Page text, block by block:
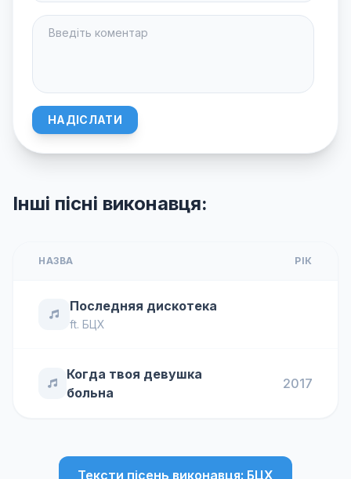
НАДІСЛАТИ
Інші пісні виконавця:
НАЗВА РІК
Последняя дискотека
ft. БЦХ
Когда твоя девушка
больна
2017
Тексти пісень виконавця: БЦХ